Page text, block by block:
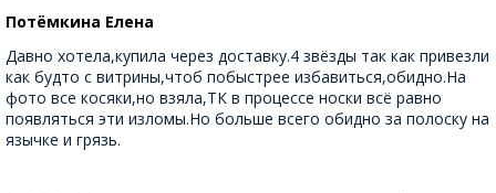
Потёмкина Елена
Давно хотела,купила через доставку.4 звёзды так как привезли
как будто с витрины,чтоб побыстрее избавиться,обидно.На
фото все косяки,но взяла,ТК в процессе носки всё равно
появляться эти изломы.Но больше всего обидно за полоску на
язычке и грязь.